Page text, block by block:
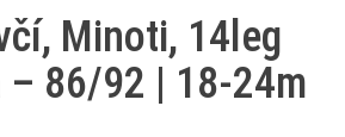
Minoti, 14leg
– 86/92 | 18-24m